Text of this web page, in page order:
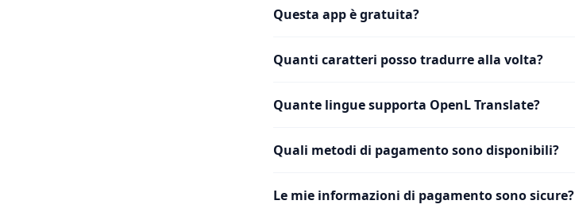
Questa app è gratuita?
Quanti caratteri posso tradurre alla volta?
Quante lingue supporta OpenL Translate?
Quali metodi di pagamento sono disponibili?
Le mie informazioni di pagamento sono sicure?